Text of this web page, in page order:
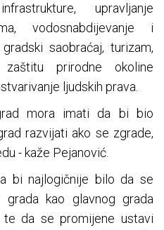
upravljanje
vodosnabdijevanje i
saobraćaj, turizam,
zaštitu prirodne okoline
ljudskih prava.
mora imati da bi bio
razvijati ako se zgrade,
- kaže Pejanović.
bi najlogičnije bilo da se
grada kao glavnog grada
da se promijene ustavi